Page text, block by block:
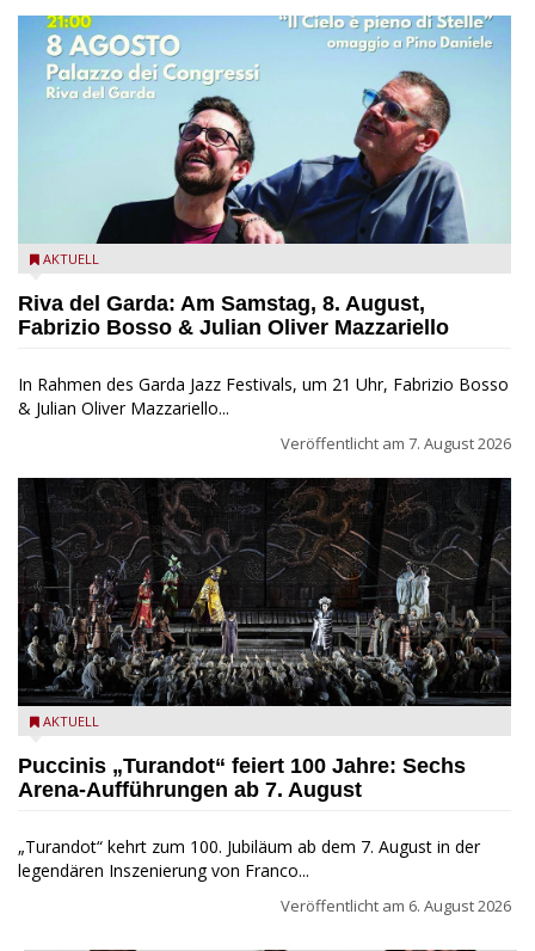
Fabrizio Bosso & Julian Oliver Mazzariello zu Gast beim Garda
AKTUELL
Riva del Garda: Am Samstag, 8. August,
Fabrizio Bosso & Julian Oliver Mazzariello
In Rahmen des Garda Jazz Festivals, um 21 Uhr, Fabrizio Bosso
& Julian Oliver Mazzariello...
Veröffentlicht am 7. August 2026
Turandot in der Arena von Verona - Ennevi für Fondazione
AKTUELL
Puccinis „Turandot“ feiert 100 Jahre: Sechs
Arena-Aufführungen ab 7. August
„Turandot“ kehrt zum 100. Jubiläum ab dem 7. August in der
legendären Inszenierung von Franco...
Veröffentlicht am 6. August 2026